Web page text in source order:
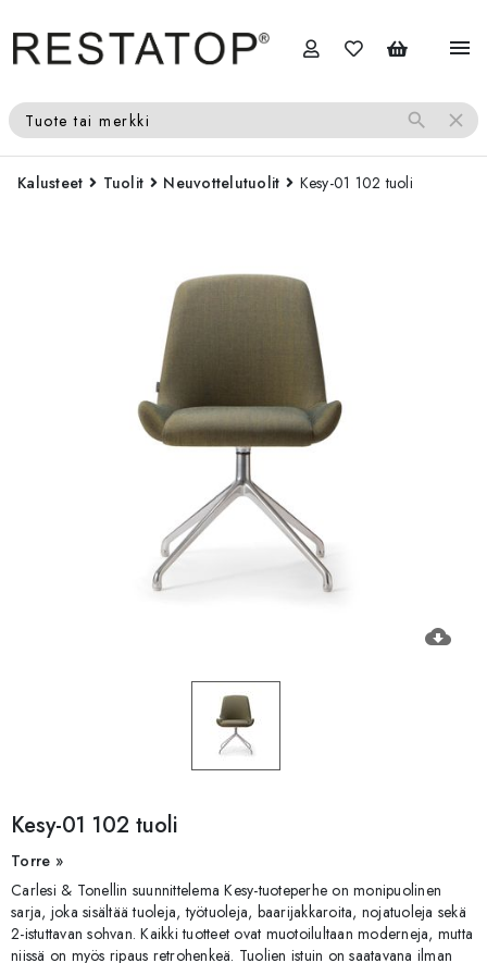
menu
Tuote tai merkki search close
Kalusteet Tuolit Neuvottelutuolit Kesy-01 102 tuoli
cloud_download
Kesy-01 102 tuoli
Torre »
Carlesi & Tonellin suunnittelema Kesy-tuoteperhe on monipuolinen
sarja, joka sisältää tuoleja, työtuoleja, baarijakkaroita, nojatuoleja sekä
2-istuttavan sohvan. Kaikki tuotteet ovat muotoilultaan moderneja, mutta
niissä on myös ripaus retrohenkeä. Tuolien istuin on saatavana ilman